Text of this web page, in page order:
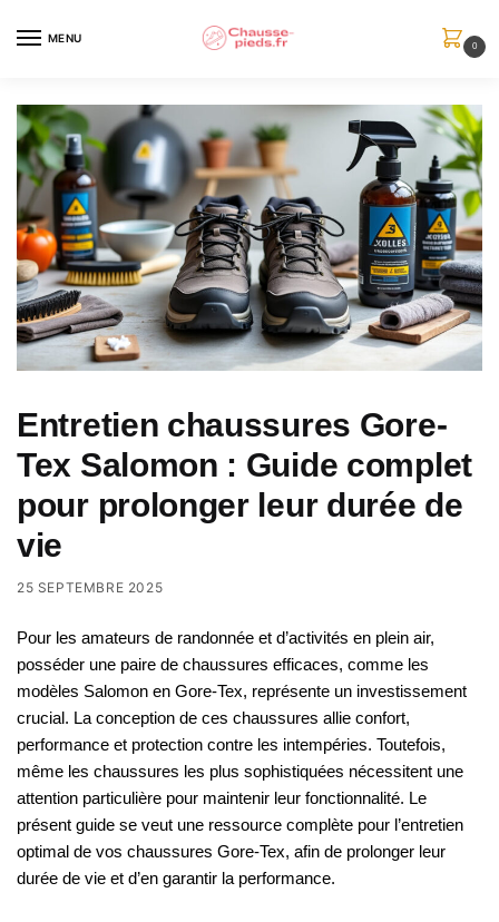
MENU
0
Entretien chaussures Gore-
Tex Salomon : Guide complet
pour prolonger leur durée de
vie
25 SEPTEMBRE 2025
Pour les amateurs de randonnée et d’activités en plein air,
posséder une paire de chaussures efficaces, comme les
modèles Salomon en Gore-Tex, représente un investissement
crucial. La conception de ces chaussures allie confort,
performance et protection contre les intempéries. Toutefois,
même les chaussures les plus sophistiquées nécessitent une
attention particulière pour maintenir leur fonctionnalité. Le
présent guide se veut une ressource complète pour l’entretien
optimal de vos chaussures Gore-Tex, afin de prolonger leur
durée de vie et d’en garantir la performance.